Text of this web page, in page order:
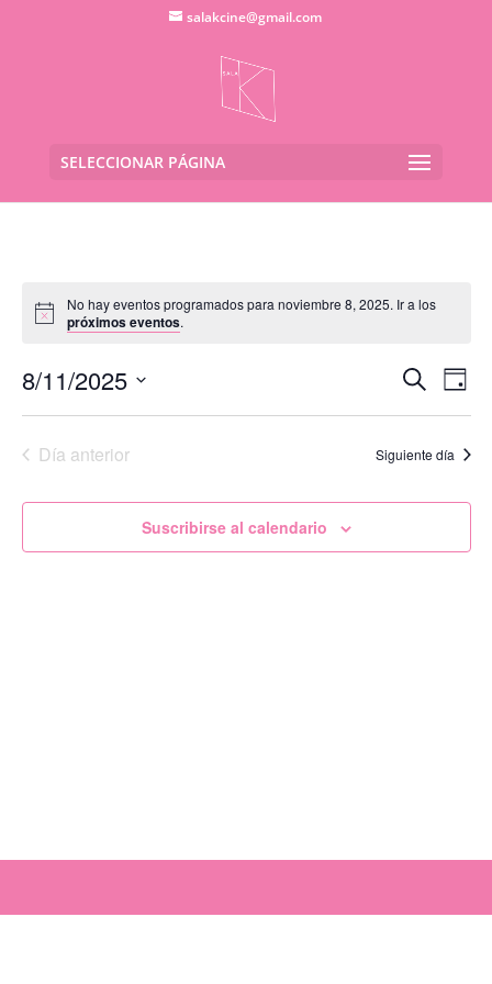
salakcine@gmail.com
SELECCIONAR PÁGINA
No hay eventos programados para noviembre 8, 2025. Ir a los
próximos eventos.
de
y
Buscar
de
de
Día
8/11/2025
Día anterior Siguiente día
Suscribirse al calendario